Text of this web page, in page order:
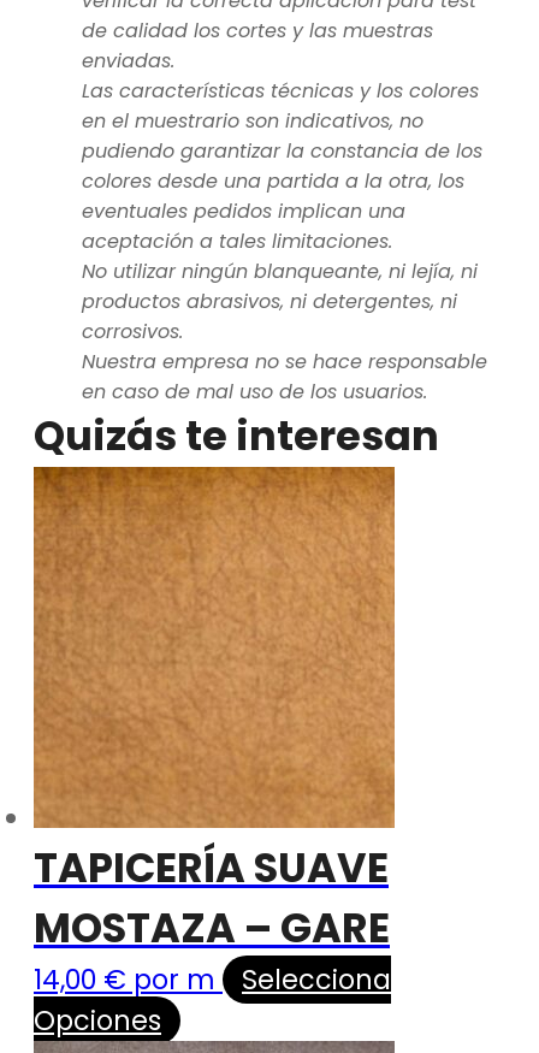
de calidad los cortes y las muestras
enviadas.
Las características técnicas y los colores
en el muestrario son indicativos, no
pudiendo garantizar la constancia de los
colores desde una partida a la otra, los
eventuales pedidos implican una
aceptación a tales limitaciones.
No utilizar ningún blanqueante, ni lejía, ni
productos abrasivos, ni detergentes, ni
corrosivos.
Nuestra empresa no se hace responsable
en caso de mal uso de los usuarios.
Quizás te interesan
TAPICERÍA SUAVE
MOSTAZA – GARE
14,00 € por m
Selecciona
Opciones